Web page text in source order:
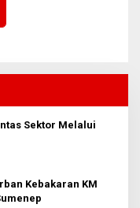
Sektor Melalui
Kebakaran KM